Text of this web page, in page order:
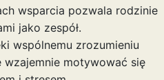
wsparcia pozwala rodzinie
jako zespół.
wspólnemu zrozumieniu
motywować się